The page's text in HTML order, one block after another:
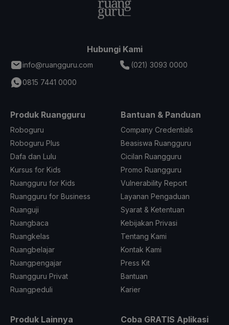
Hubungi Kami
info@ruangguru.com
(021) 3093 0000
0815 7441 0000
Produk Ruangguru
Roboguru
Roboguru Plus
Dafa dan Lulu
Kursus for Kids
Ruangguru for Kids
Ruangguru for Business
Ruanguji
Ruangbaca
Ruangkelas
Ruangbelajar
Ruangpengajar
Ruangguru Privat
Ruangpeduli
Bantuan & Panduan
Company Credentials
Beasiswa Ruangguru
Cicilan Ruangguru
Promo Ruangguru
Vulnerability Report
Layanan Pengaduan
Syarat & Ketentuan
Kebijakan Privasi
Tentang Kami
Kontak Kami
Press Kit
Bantuan
Karier
Produk Lainnya Coba GRATIS Aplikasi